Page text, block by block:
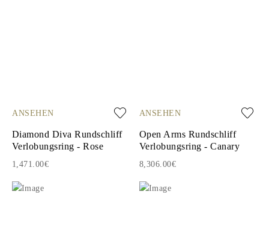
ANSEHEN
Diamond Diva Rundschliff
Verlobungsring - Rose
1,471.00€
ANSEHEN
Open Arms Rundschliff
Verlobungsring - Canary
8,306.00€